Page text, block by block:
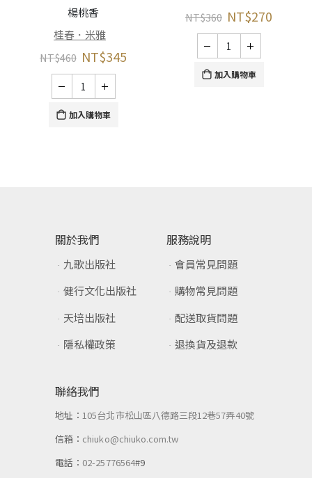
楊桃香
桂春．米雅
NT$460 NT$345
加入購物車
NT$360 NT$270
加入購物車
關於我們
九歌出版社
健行文化出版社
天培出版社
隱私權政策
服務說明
會員常見問題
購物常見問題
配送取貨問題
退換貨及退款
聯絡我們
地址：105台北市松山區八德路三段12巷57弄40號
信箱： chiuko@chiuko.com.tw
電話： 02-25776564#9